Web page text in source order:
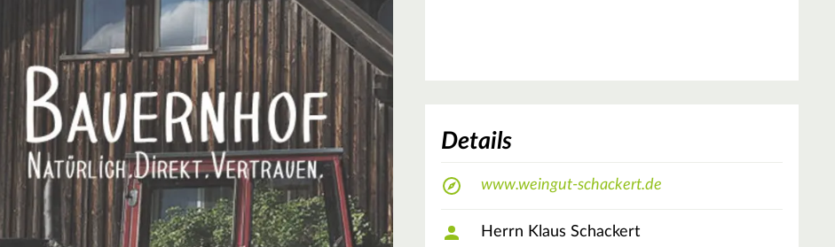
Details
www.weingut-schackert.de
Herrn Klaus Schackert